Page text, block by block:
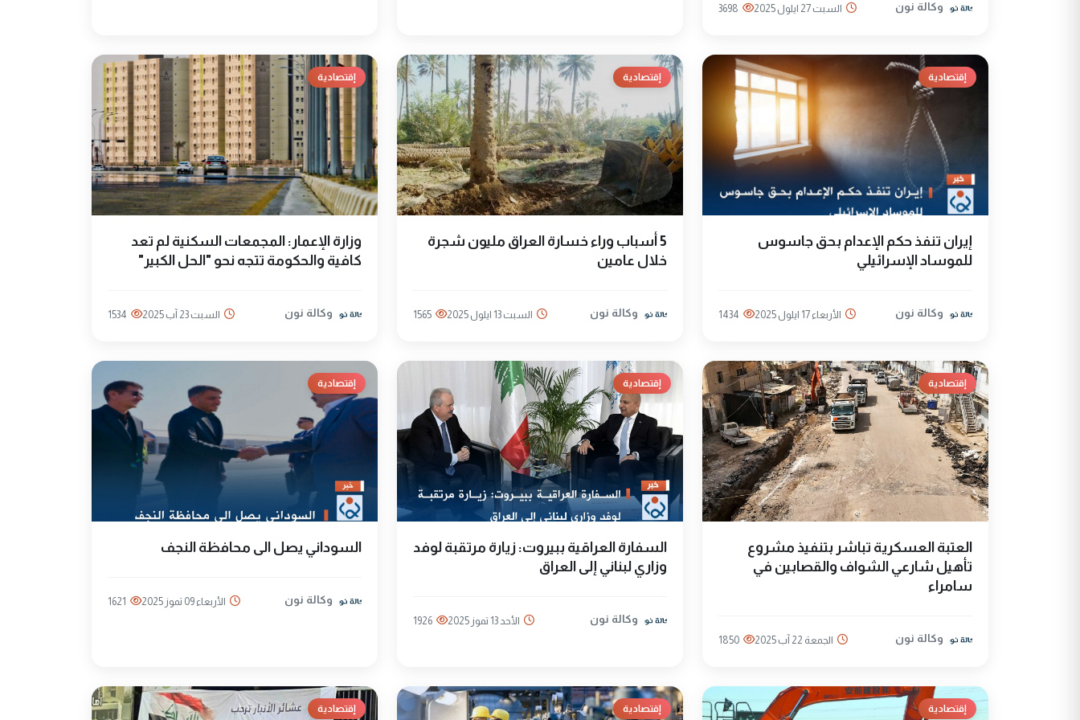
وكالة نون السبت 27 ايلول 2025 3698
إقتصادية
إيران تنفذ حكم الإعدام بحق جاسوس
للموساد الإسرائيلي
وكالة نون الأربعاء 17 ايلول 2025 1434
إقتصادية
5 أسباب وراء خسارة العراق مليون شجرة
خلال عامين
وكالة نون السبت 13 ايلول 2025 1565
إقتصادية
وزارة الإعمار: المجمعات السكنية لم تعد
كافية والحكومة تتجه نحو "الحل الكبير"
وكالة نون السبت 23 آب 2025 1534
إقتصادية
العتبة العسكرية تباشر بتنفيذ مشروع
تأهيل شارعي الشواف والقصابين في
سامراء
وكالة نون الجمعة 22 آب 2025 1850
إقتصادية
السفارة العراقية ببيروت: زيارة مرتقبة لوفد
وزاري لبناني إلى العراق
وكالة نون الأحد 13 تموز 2025 1926
إقتصادية
السوداني يصل الى محافظة النجف
وكالة نون الأربعاء 09 تموز 2025 1621
إقتصادية إقتصادية إقتصادية